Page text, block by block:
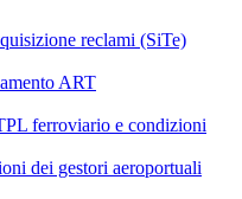
reclami (SiTe)
ART
ferroviario e condizioni
dei gestori aeroportuali